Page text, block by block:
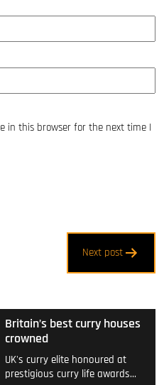
in this browser for the next time I
Next post
Britain’s best curry houses
crowned
UK's curry elite honoured at
prestigious curry life awards…